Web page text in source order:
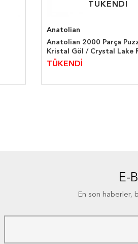
TÜKENDİ
TÜKENDİ
Anatolian
Anatolian 2000 Parça
Kristal Göl / Crystal Lake
TÜKENDİ
E-
En son haberler,